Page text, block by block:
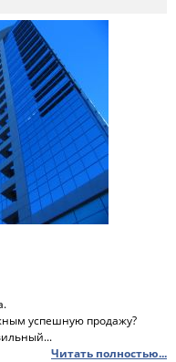
успешную продажу?
Читать полностью...